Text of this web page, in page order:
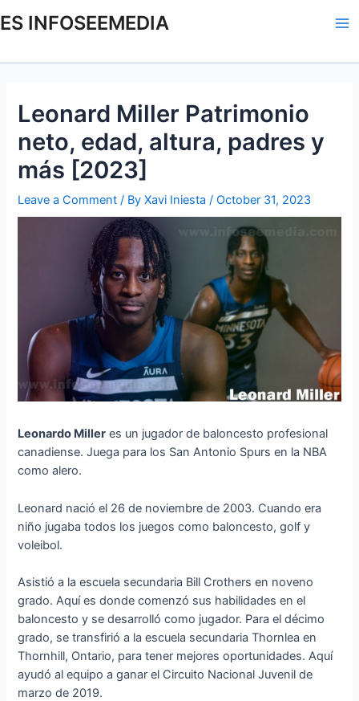
to
ES INFOSEEMEDIA
Leonard Miller Patrimonio
neto, edad, altura, padres y
más [2023]
Leave a Comment / ByXavi Iniesta/October 31, 2023
Leonardo Miller es un jugador de baloncesto profesional
canadiense. Juega para los San Antonio Spurs en la NBA
como alero.
Leonard nació el 26 de noviembre de 2003. Cuando era
niño jugaba todos los juegos como baloncesto, golf y
voleibol.
Asistió a la escuela secundaria Bill Crothers en noveno
grado. Aquí es donde comenzó sus habilidades en el
baloncesto y se desarrolló como jugador. Para el décimo
grado, se transfirió a la escuela secundaria Thornlea en
Thornhill, Ontario, para tener mejores oportunidades. Aquí
ayudó al equipo a ganar el Circuito Nacional Juvenil de
marzo de 2019.
navigation